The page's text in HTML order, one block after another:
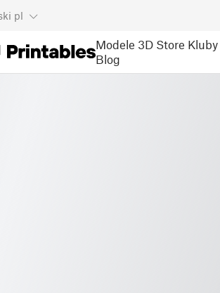
pl
Modele 3D Store Kluby
Blog